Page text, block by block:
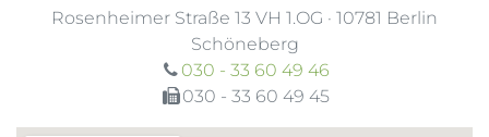
Rosenheimer Straße 13 VH 1.OG · 10781 Berlin
Schöneberg
030 - 33 60 49 46
030 - 33 60 49 45